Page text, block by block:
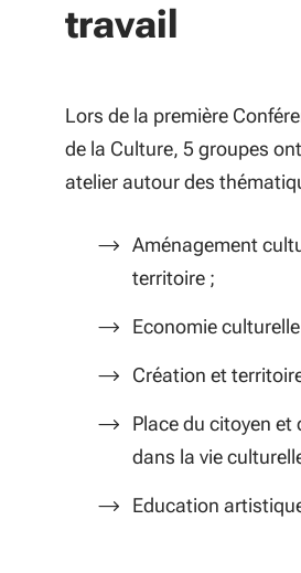
travail
Lors de la première
de la Culture, 5 groupes
atelier autour des
Aménagement
territoire ;
Economie
Création et
Place du citoyen et
dans la vie
Education